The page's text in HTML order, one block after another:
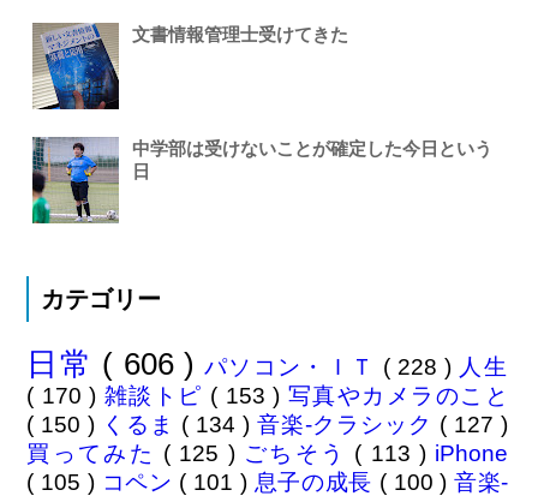
文書情報管理士受けてきた
中学部は受けないことが確定した今日という
日
カテゴリー
日常 ( 606 )パソコン・ＩＴ ( 228 ) 人生
( 170 ) 雑談トピ ( 153 ) 写真やカメラのこと
( 150 ) くるま ( 134 ) 音楽-クラシック ( 127 )
買ってみた ( 125 ) ごちそう ( 113 ) iPhone
( 105 ) コペン ( 101 ) 息子の成長 ( 100 )音楽-